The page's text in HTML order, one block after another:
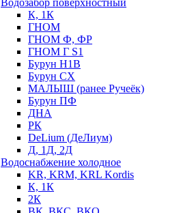
Водозабор поверхностный
К, 1К
ГНОМ
ГНОМ Ф, ФР
ГНОМ Г S1
Бурун Н1В
Бурун СХ
МАЛЫШ (ранее Ручеёк)
Бурун ПФ
ДНА
РК
DeLium (ДеЛиум)
Д, 1Д, 2Д
Водоснабжение холодное
KR, KRM, KRL Kordis
К, 1К
2К